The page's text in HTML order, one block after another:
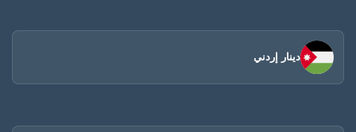
دينار إردني